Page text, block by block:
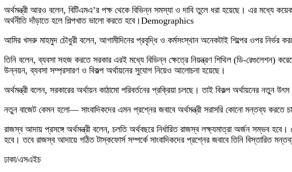
অর্থমন্ত্রী আরও বলেন, বিটিএমএ’র পক্ষ থেকে বিভিন্ন সমস্যা ও দাবি তুলে ধরা হয়েছে। এর মধ্যে
অর্থনীতি দাঁড়াতে হলে শিল্পখাত ভালো করতে হবে।Demographics
আমির খসরু মাহমুদ চৌধুরী বলেন, আগামীদিনের প্রবৃদ্ধি ও কর্মসংস্থান অনেকটাই শিল্পের ওপর নির্ভর
তিনি বলেন, ব্যবসা সহজ করতে সরকার এরই মধ্যে বিভিন্ন ক্ষেত্রে নিয়ন্ত্রণ শিথিল (ডি-রেগুলেশন)
উন্নয়ন, ব্যবসা সম্প্রসারণ ও বিকল্প অর্থায়নের সুযোগ নিয়েও আলোচনা হয়েছে।
অর্থমন্ত্রী বলেন, সরকারের অর্থায়ন কাঠামো পরিবর্তনের প্রক্রিয়া চলছে। তাই বিকল্প অর্থায়নের নতুন
নতুন বাজেট কেমন হলো— সাংবাদিকদের এমন প্রশ্নের জবাবে অর্থমন্ত্রী সরাসরি কোনো মন্তব্য করতে
রাজস্ব আদায় প্রসঙ্গে অর্থমন্ত্রী বলেন, চলতি অর্থবছরে নির্ধারিত রাজস্ব লক্ষ্যমাত্রা অর্জন
হবে। তবে রাজস্ব আদায়ে গঠিত টাস্কফোর্স সম্পর্কে সাংবাদিকদের প্রশ্নের জবাবে তিনি বিস্তারিত
ঢাকা/এসএইচ